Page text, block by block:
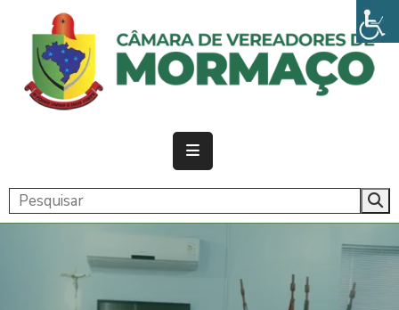
PÁGINA
INICIAL
LEGISLATIVA
TRANSPARÊNCIA